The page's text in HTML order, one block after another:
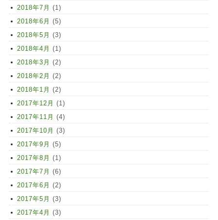
2018年7月 (1)
2018年6月 (5)
2018年5月 (3)
2018年4月 (1)
2018年3月 (2)
2018年2月 (2)
2018年1月 (2)
2017年12月 (1)
2017年11月 (4)
2017年10月 (3)
2017年9月 (5)
2017年8月 (1)
2017年7月 (6)
2017年6月 (2)
2017年5月 (3)
2017年4月 (3)